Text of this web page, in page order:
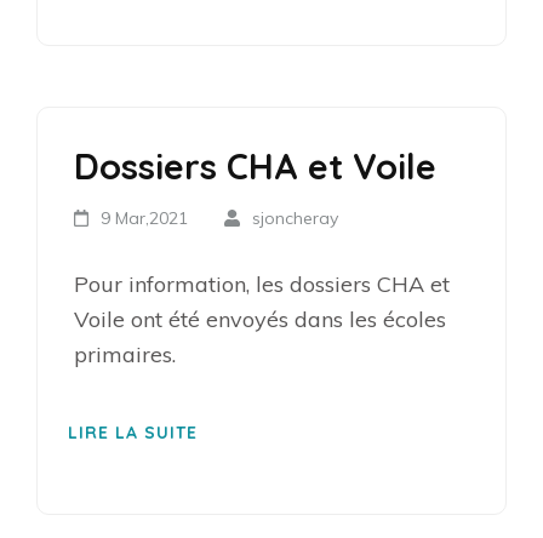
Dossiers CHA et Voile
9 Mar,2021 sjoncheray
Pour information, les dossiers CHA et
Voile ont été envoyés dans les écoles
primaires.
LIRE LA SUITE